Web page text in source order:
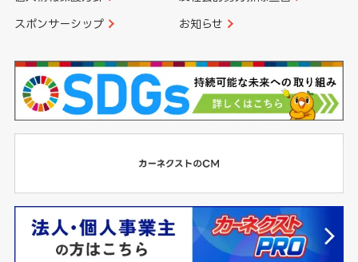
スポンサーシップ お知らせ